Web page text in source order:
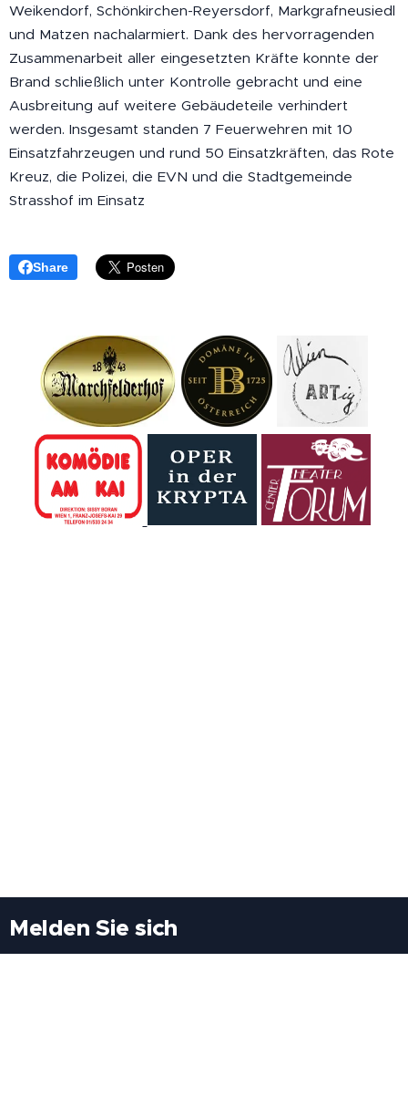
Weikendorf, Schönkirchen-Reyersdorf, Markgrafneusiedl
und Matzen nachalarmiert. Dank des hervorragenden
Zusammenarbeit aller eingesetzten Kräfte konnte der
Brand schließlich unter Kontrolle gebracht und eine
Ausbreitung auf weitere Gebäudeteile verhindert
werden. Insgesamt standen 7 Feuerwehren mit 10
Einsatzfahrzeugen und rund 50 Einsatzkräften, das Rote
Kreuz, die Polizei, die EVN und die Stadtgemeinde
Strasshof im Einsatz
Share
Melden Sie sich